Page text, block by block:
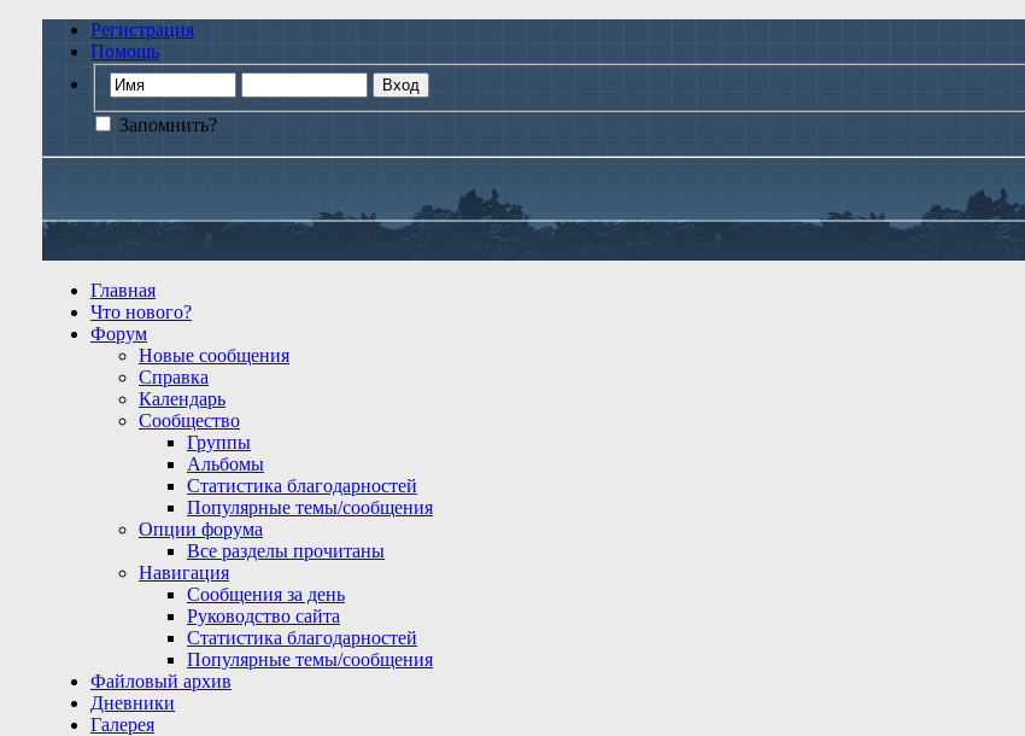
Регистрация
Помощь
Запомнить?
Главная
Что нового?
Форум
Новые сообщения
Справка
Календарь
Сообщество
Группы
Альбомы
Статистика благодарностей
Популярные темы/сообщения
Опции форума
Все разделы прочитаны
Навигация
Сообщения за день
Руководство сайта
Статистика благодарностей
Популярные темы/сообщения
Файловый архив
Дневники
Галерея